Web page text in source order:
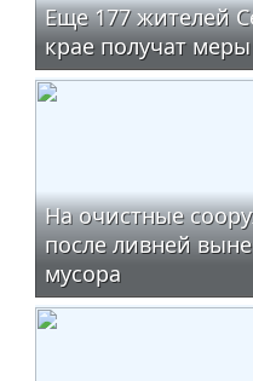
Еще 177 жителей
крае получат
На очистные
после ливней
мусора